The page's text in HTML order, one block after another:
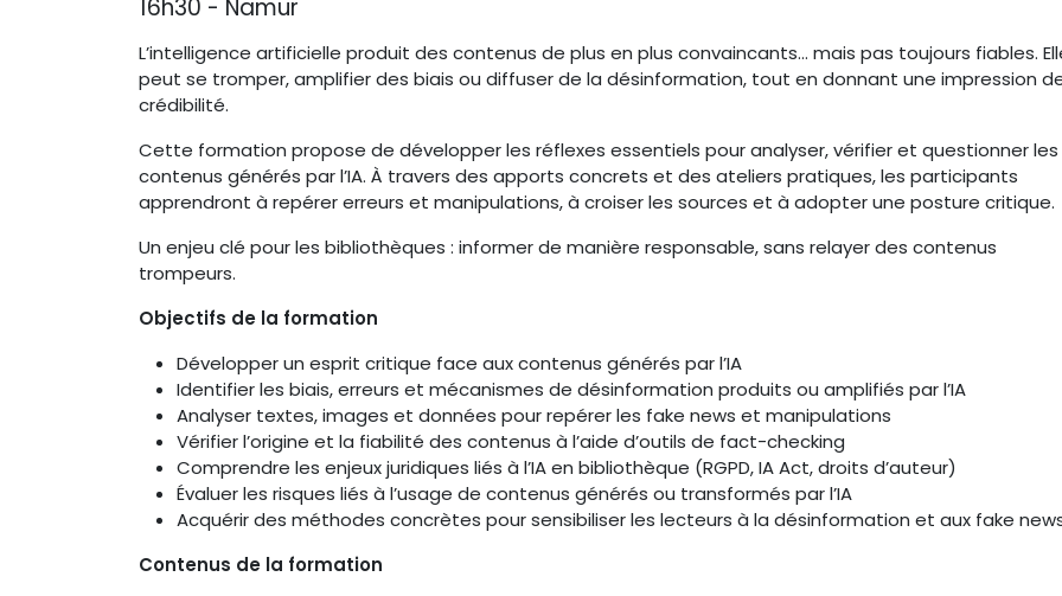
16h30 - Namur
L’intelligence artificielle produit des contenus de plus en plus convaincants… mais pas toujours fiables.
peut se tromper, amplifier des biais ou diffuser de la désinformation, tout en donnant une impression
crédibilité.
Cette formation propose de développer les réflexes essentiels pour analyser, vérifier et questionner les
contenus générés par l’IA. À travers des apports concrets et des ateliers pratiques, les participants
apprendront à repérer erreurs et manipulations, à croiser les sources et à adopter une posture critique.
Un enjeu clé pour les bibliothèques : informer de manière responsable, sans relayer des contenus
trompeurs.
Objectifs de la formation
Développer un esprit critique face aux contenus générés par l’IA
Identifier les biais, erreurs et mécanismes de désinformation produits ou amplifiés par l’IA
Analyser textes, images et données pour repérer les fake news et manipulations
Vérifier l’origine et la fiabilité des contenus à l’aide d’outils de fact-checking
Comprendre les enjeux juridiques liés à l’IA en bibliothèque (RGPD, IA Act, droits d’auteur)
Évaluer les risques liés à l’usage de contenus générés ou transformés par l’IA
Acquérir des méthodes concrètes pour sensibiliser les lecteurs à la désinformation et aux fake
Contenus de la formation